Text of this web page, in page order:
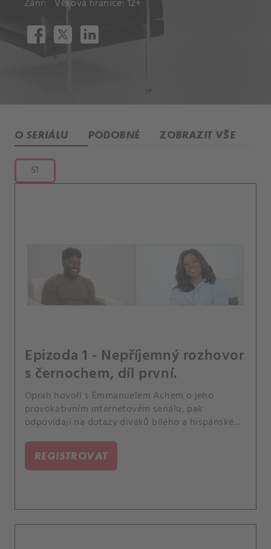
Žánr: Věková hranice: 12+
O SERIÁLU PODOBNÉ ZOBRAZIT VŠE
S1
Epizoda 1 - Nepříjemný rozhovor
s černochem, díl první.
Oprah hovoří s Emmanuelem Achem o jeho
provokativním internetovém seriálu, pak
odpovídají na dotazy diváků bílého a hispánského
REGISTROVAT